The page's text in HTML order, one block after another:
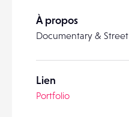
À propos
Documentary & Street
Lien
Portfolio